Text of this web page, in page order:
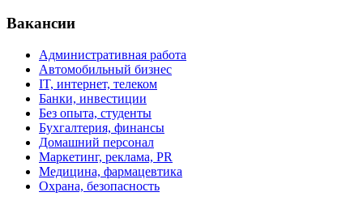
Вакансии
Административная работа
Автомобильный бизнес
IT, интернет, телеком
Банки, инвестиции
Без опыта, студенты
Бухгалтерия, финансы
Домашний персонал
Маркетинг, реклама, PR
Медицина, фармацевтика
Охрана, безопасность